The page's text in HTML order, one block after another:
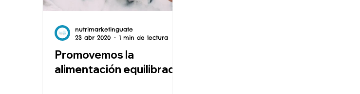
Promovemos la
alimentación equilibrada
nutrimarketinguate
23 abr 2020
1 min de lectura